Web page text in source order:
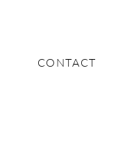
CONTACT